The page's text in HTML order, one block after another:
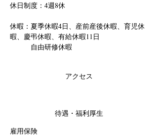
休日制度：4週8休
休暇：夏季休暇4日、産前産後休暇、育児休
暇、慶弔休暇、有給休暇11日
自由研修休暇
アクセス
待遇・福利厚生
雇用保険